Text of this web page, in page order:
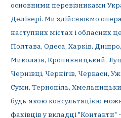
основними перевізниками
Делівері. Ми здійснюємо
наступних містах і обласних
Полтава, Одеса, Харків,
Миколаїв, Кропивницький,
Чернівці, Чернігів, Черкаси,
Суми, Тернопіль,
будь-якою консультацією
фахівців у вкладці